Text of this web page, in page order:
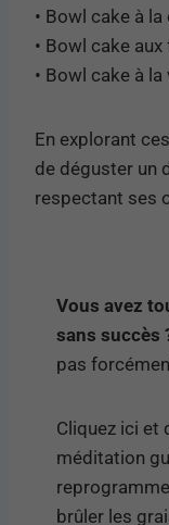
• Bowl cake à
• Bowl cake
• Bowl cake à
En explorant
de déguster un
respectant ses
Vous avez
sans succès
pas
Cliquez ici et
méditation
brûler les